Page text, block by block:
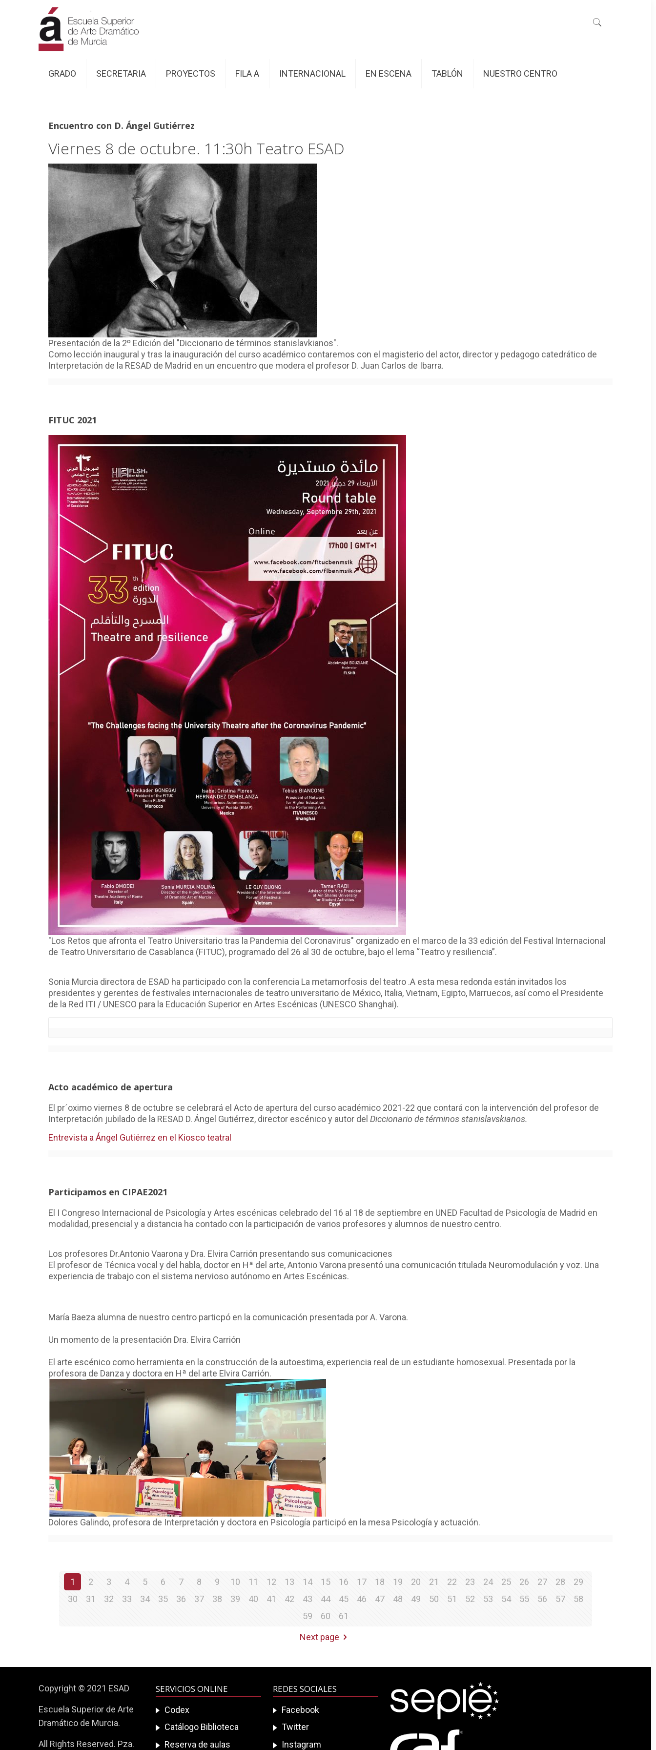
GRADO SECRETARIA PROYECTOS FILA A INTERNACIONAL EN ESCENA TABLÓN NUESTRO CENTRO
Encuentro con D. Ángel Gutiérrez
Viernes 8 de octubre. 11:30h Teatro ESAD
Presentación de la 2º Edición del "Diccionario de términos stanislavkianos".
Como lección inaugural y tras la inauguración del curso académico contaremos con el magisterio del actor, director y pedagogo catedrático de
Interpretación de la RESAD de Madrid en un encuentro que modera el profesor D. Juan Carlos de Ibarra.
FITUC 2021
"Los Retos que afronta el Teatro Universitario tras la Pandemia del Coronavirus" organizado en el marco de la 33 edición del Festival Internacional
de Teatro Universitario de Casablanca (FITUC), programado del 26 al 30 de octubre, bajo el lema “Teatro y resiliencia”.
Sonia Murcia directora de ESAD ha participado con la conferencia La metamorfosis del teatro .A esta mesa redonda están invitados los
presidentes y gerentes de festivales internacionales de teatro universitario de México, Italia, Vietnam, Egipto, Marruecos, así como el Presidente
de la Red ITI / UNESCO para la Educación Superior en Artes Escénicas (UNESCO Shanghai).
Acto académico de apertura
El pr´oximo viernes 8 de octubre se celebrará el Acto de apertura del curso académico 2021-22 que contará con la intervención del profesor de
Interpretación jubilado de la RESAD D. Ángel Gutiérrez, director escénico y autor del Diccionario de términos stanislavskianos.
Entrevista a Ángel Gutiérrez en el Kiosco teatral
Participamos en CIPAE2021
El I Congreso Internacional de Psicología y Artes escénicas celebrado del 16 al 18 de septiembre en UNED Facultad de Psicología de Madrid en
modalidad, presencial y a distancia ha contado con la participación de varios profesores y alumnos de nuestro centro.
Los profesores Dr.Antonio Vaarona y Dra. Elvira Carrión presentando sus comunicaciones
El profesor de Técnica vocal y del habla, doctor en Hª del arte, Antonio Varona presentó una comunicación titulada Neuromodulación y voz. Una
experiencia de trabajo con el sistema nervioso autónomo en Artes Escénicas.
María Baeza alumna de nuestro centro particpó en la comunicación presentada por A. Varona.
Un momento de la presentación Dra. Elvira Carrión
El arte escénico como herramienta en la construcción de la autoestima, experiencia real de un estudiante homosexual. Presentada por la
profesora de Danza y doctora en Hª del arte Elvira Carrión.
Dolores Galindo, profesora de Interpretación y doctora en Psicología participó en la mesa Psicología y actuación.
1 2 3 4 5 6 7 8 9 10 11 12 13 14 15 16 17 18 19 20 21 22 23 24 25 26 27 28
29
30
31 32 33 34 35 36 37 38 39 40 41 42 43 44 45 46 47 48 49 50 51 52 53 54 55 56 57
58
59
60 61
Next page
Copyright © 2021 ESAD
Escuela Superior de Arte
Dramático de Murcia.
All Rights Reserved. Pza.
SERVICIOS ONLINE
Codex
Catálogo Biblioteca
Reserva de aulas
REDES SOCIALES
Facebook
Twitter
Instagram